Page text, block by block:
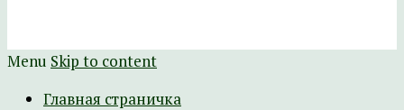
Menu Skip to content
Главная страничка